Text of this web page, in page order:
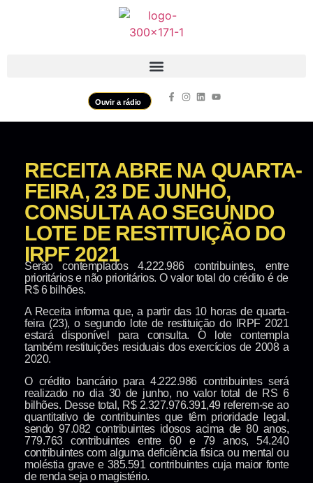
Ouvir a rádio
RECEITA ABRE NA QUARTA-
FEIRA, 23 DE JUNHO,
CONSULTA AO SEGUNDO
LOTE DE RESTITUIÇÃO DO
IRPF 2021
Serão contemplados 4.222.986 contribuintes, entre
prioritários e não prioritários. O valor total do crédito é de
R$ 6 bilhões.
A Receita informa que, a partir das 10 horas de quarta-
feira (23), o segundo lote de restituição do IRPF 2021
estará disponível para consulta. O lote contempla
também restituições residuais dos exercícios de 2008 a
2020.
O crédito bancário para 4.222.986 contribuintes será
realizado no dia 30 de junho, no valor total de RS 6
bilhões. Desse total, R$ 2.327.976.391,49 referem-se ao
quantitativo de contribuintes que têm prioridade legal,
sendo 97.082 contribuintes idosos acima de 80 anos,
779.763 contribuintes entre 60 e 79 anos, 54.240
contribuintes com alguma deficiência física ou mental ou
moléstia grave e 385.591 contribuintes cuja maior fonte
de renda seja o magistério.